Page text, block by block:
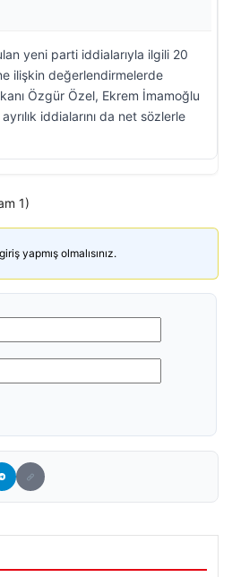
yeni parti iddialarıyla ilgili 20
ilişkin değerlendirmelerde
Özgür Özel, Ekrem İmamoğlu
iddialarını da net sözlerle
1)
yapmış olmalısınız.